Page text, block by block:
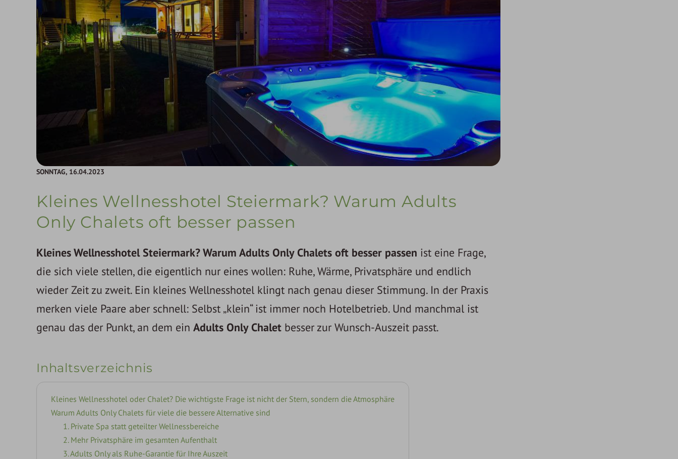
SONNTAG, 16.04.2023
Kleines Wellnesshotel Steiermark? Warum Adults
Only Chalets oft besser passen
Kleines Wellnesshotel Steiermark? Warum Adults Only Chalets oft besser passen ist eine Frage,
die sich viele stellen, die eigentlich nur eines wollen: Ruhe, Wärme, Privatsphäre und endlich
wieder Zeit zu zweit. Ein kleines Wellnesshotel klingt nach genau dieser Stimmung. In der Praxis
merken viele Paare aber schnell: Selbst „klein“ ist immer noch Hotelbetrieb. Und manchmal ist
genau das der Punkt, an dem ein Adults Only Chalet besser zur Wunsch-Auszeit passt.
Inhaltsverzeichnis
Kleines Wellnesshotel oder Chalet? Die wichtigste Frage ist nicht der Stern, sondern die Atmosphäre
Warum Adults Only Chalets für viele die bessere Alternative sind
1. Private Spa statt geteilter Wellnessbereiche
2. Mehr Privatsphäre im gesamten Aufenthalt
3. Adults Only als Ruhe-Garantie für Ihre Auszeit